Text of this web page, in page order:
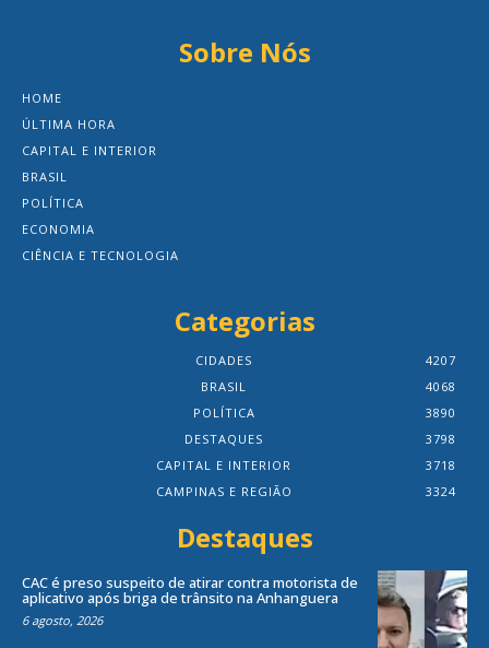
Sobre Nós
HOME
ÚLTIMA HORA
CAPITAL E INTERIOR
BRASIL
POLÍTICA
ECONOMIA
CIÊNCIA E TECNOLOGIA
Categorias
CIDADES
4207
BRASIL
4068
POLÍTICA
3890
DESTAQUES
3798
CAPITAL E INTERIOR
3718
CAMPINAS E REGIÃO
3324
Destaques
CAC é preso suspeito de atirar contra motorista de
aplicativo após briga de trânsito na Anhanguera
6 agosto, 2026